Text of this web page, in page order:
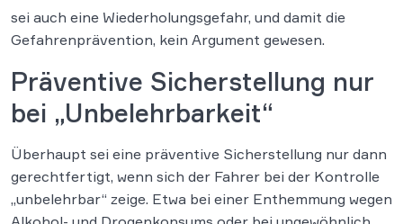
sei auch eine Wiederholungsgefahr, und damit die
Gefahrenprävention, kein Argument gewesen.
Präventive Sicherstellung nur
bei „Unbelehrbarkeit“
Überhaupt sei eine präventive Sicherstellung nur dann
gerechtfertigt, wenn sich der Fahrer bei der Kontrolle
„unbelehrbar“ zeige. Etwa bei einer Enthemmung wegen